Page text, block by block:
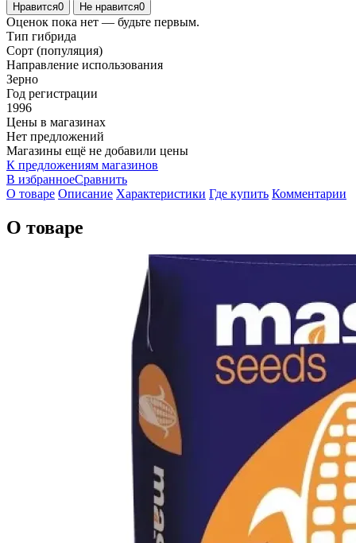
Нравится0 Не нравится0
Оценок пока нет — будьте первым.
Тип гибрида
Сорт (популяция)
Направление использования
Зерно
Год регистрации
1996
Цены в магазинах
Нет предложений
Магазины ещё не добавили цены
К предложениям магазинов
В избранноеСравнить
О товаре Описание Характеристики Где купить Комментарии
О товаре